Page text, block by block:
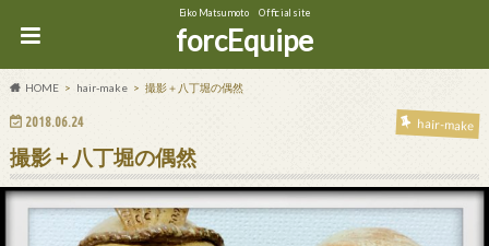
Eiko Matsumoto Official site
forcEquipe
HOME hair-make 撮影＋八丁堀の偶然
2018.06.24 hair-make
撮影＋八丁堀の偶然